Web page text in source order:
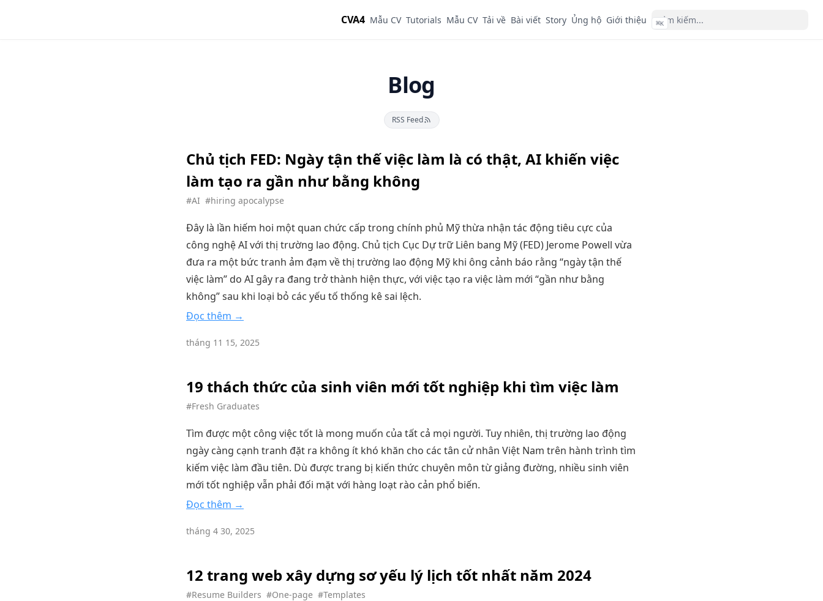
CVA4 Mẫu CV Tutorials Mẫu CV Tải về Bài viết Story Ủng hộ Giới thiệu ⌘K
Blog
RSS Feed
Chủ tịch FED: Ngày tận thế việc làm là có thật, AI khiến việc
làm tạo ra gần như bằng không
#AI #hiring apocalypse
Đây là lần hiếm hoi một quan chức cấp trong chính phủ Mỹ thừa nhận tác động tiêu cực của
công nghệ AI với thị trường lao động. Chủ tịch Cục Dự trữ Liên bang Mỹ (FED) Jerome Powell vừa
đưa ra một bức tranh ảm đạm về thị trường lao động Mỹ khi ông cảnh báo rằng “ngày tận thế
việc làm” do AI gây ra đang trở thành hiện thực, với việc tạo ra việc làm mới “gần như bằng
không” sau khi loại bỏ các yếu tố thống kê sai lệch.
Đọc thêm →
tháng 11 15, 2025
19 thách thức của sinh viên mới tốt nghiệp khi tìm việc làm
#Fresh Graduates
Tìm được một công việc tốt là mong muốn của tất cả mọi người. Tuy nhiên, thị trường lao động
ngày càng cạnh tranh đặt ra không ít khó khăn cho các tân cử nhân Việt Nam trên hành trình tìm
kiếm việc làm đầu tiên. Dù được trang bị kiến thức chuyên môn từ giảng đường, nhiều sinh viên
mới tốt nghiệp vẫn phải đối mặt với hàng loạt rào cản phổ biến.
Đọc thêm →
tháng 4 30, 2025
12 trang web xây dựng sơ yếu lý lịch tốt nhất năm 2024
#Resume Builders #One-page #Templates